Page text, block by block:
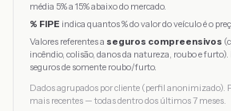
média 5% a 15% abaixo do mercado.
% FIPE indica quantos % do valor do veículo é o
Valores referentes a seguros compreensivos
incêndio, colisão, danos da natureza, roubo e
seguros de somente roubo/furto.
Dados agrupados por cliente (perfil anonimizado).
mais recentes — todas dentro dos últimos 7 meses.